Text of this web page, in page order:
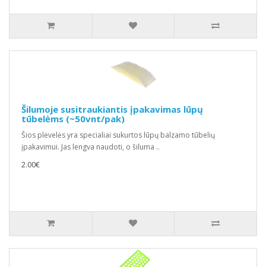
Šilumoje susitraukiantis įpakavimas lūpų
tūbelėms (~50vnt/pak)
Šios plėvelės yra specialiai sukurtos lūpų balzamo tūbelių
įpakavimui. Jas lengva naudoti, o šiluma ..
2.00€